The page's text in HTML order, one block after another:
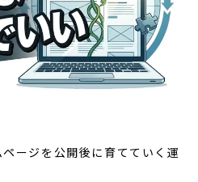
ージを公開後に育てていく運